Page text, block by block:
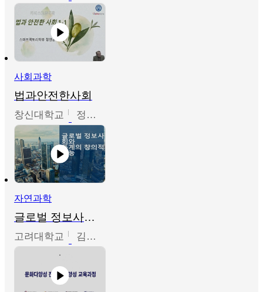
사회과학
법과안전한사회
창신대학교 정연균
자연과학
글로벌 정보사회와 통계의 창의적 기능
고려대학교 김희영